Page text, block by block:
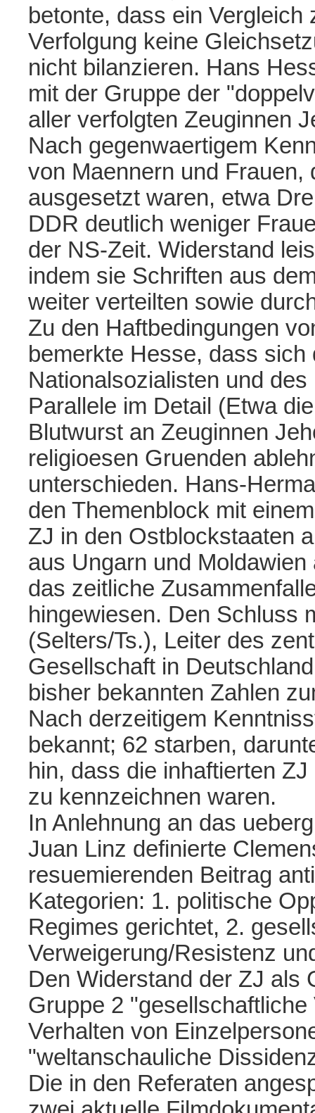
betonte, dass ein
Verfolgung keine
nicht bilanzieren. Hans
mit der Gruppe der
aller verfolgten Zeuginnen
Nach gegenwaertigem
von Maennern und Frauen,
ausgesetzt waren, etwa
DDR deutlich weniger
der NS-Zeit. Widerstand
indem sie Schriften aus
weiter verteilten sowie
Zu den Haftbedingungen
bemerkte Hesse, dass sich
Nationalsozialisten und
Parallele im Detail (Etwa
Blutwurst an Zeuginnen
religioesen Gruenden
unterschieden. Hans-
den Themenblock mit
ZJ in den Ostblockstaaten
aus Ungarn und
das zeitliche
hingewiesen. Den Schluss
(Selters/Ts.), Leiter des
Gesellschaft in
bisher bekannten Zahlen
Nach derzeitigem
bekannt; 62 starben,
hin, dass die inhaftierten
zu kennzeichnen waren.
In Anlehnung an das
Juan Linz definierte
resuemierenden Beitrag
Kategorien: 1. politische
Regimes gerichtet, 2.
Verweigerung/Resistenz
Den Widerstand der ZJ als
Gruppe 2
Verhalten von
"weltanschauliche
Die in den Referaten